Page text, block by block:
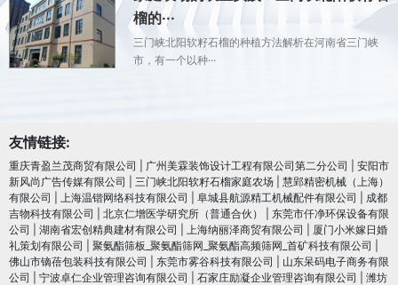
榴的···
三门峡北阳软籽石榴的种植方法解析在河南省三门峡
市，有一个以种···
友情链接:
重庆青盈兰茂商贸有限公司 广州美霖装饰设计工程有限公司第二分公司
安阳市
新风尚广告传媒有限公司
三门峡北阳软籽石榴家庭农场
慧郢精密机械（上海）
有限公司
上海温锴网络科技有限公司 阜城县航源精工机械配件有限公司
成都
吉物科技有限公司
北京仁增医学研究所（普通合伙）
东莞市仟净环保设备有限
公司
湖南省宏创精典建材有限公司 上海纳丽泽商贸有限公司
厦门小米嫁日婚
礼策划有限公司
聚氨酯筛板_聚氨酯筛网_聚氨酯高频筛网_首矿科技有限公司
佛山市镝蓓包装科技有限公司
东莞市雾谷科技有限公司
山东呆码电子商务有限
公司
宁波卓仁企业管理咨询有限公司 石家庄励凝企业管理咨询有限公司
潍坊